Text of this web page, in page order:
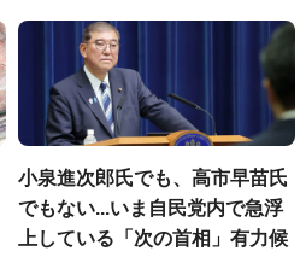
小泉進次郎氏でも、高市早苗氏
でもない...いま自民党内で急浮
上している「次の首相」有力候